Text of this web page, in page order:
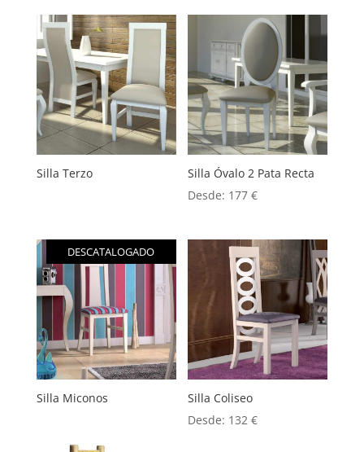
Silla Terzo
Silla Óvalo 2 Pata Recta
Desde: 177€
DESCATALOGADO
Silla Miconos
Silla Coliseo
Desde: 132€